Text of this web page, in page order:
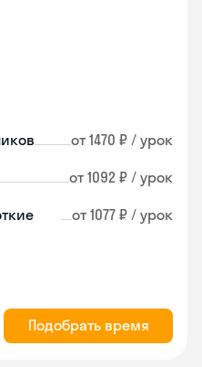
от 1470 ₽ / урок
от 1092 ₽ / урок
от 1077 ₽ / урок
Подобрать время